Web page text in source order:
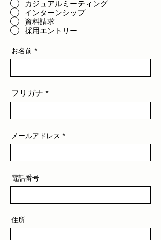
カジュアルミーティング
インターンシップ
資料請求
採用エントリー
お名前
フリガナ
メールアドレス
電話番号
住所